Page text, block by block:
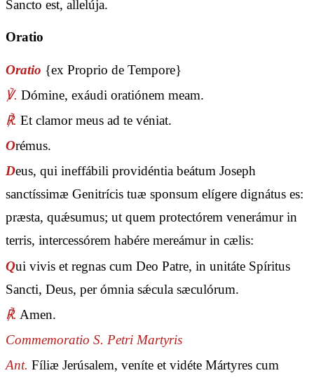
Sancto est, allelúja.
Oratio
Oratio {ex Proprio de Tempore}
℣. Dómine, exáudi oratiónem meam.
℟. Et clamor meus ad te véniat.
Orémus.
Deus, qui ineffábili providéntia beátum Joseph
sanctíssimæ Genitrícis tuæ sponsum elígere dignátus es:
præsta, quǽsumus; ut quem protectórem venerámur in
terris, intercessórem habére mereámur in cælis:
Qui vivis et regnas cum Deo Patre, in unitáte Spíritus
Sancti, Deus, per ómnia sǽcula sæculórum.
℟. Amen.
Commemoratio S. Petri Martyris
Ant. Fíliæ Jerúsalem, veníte et vidéte Mártyres cum